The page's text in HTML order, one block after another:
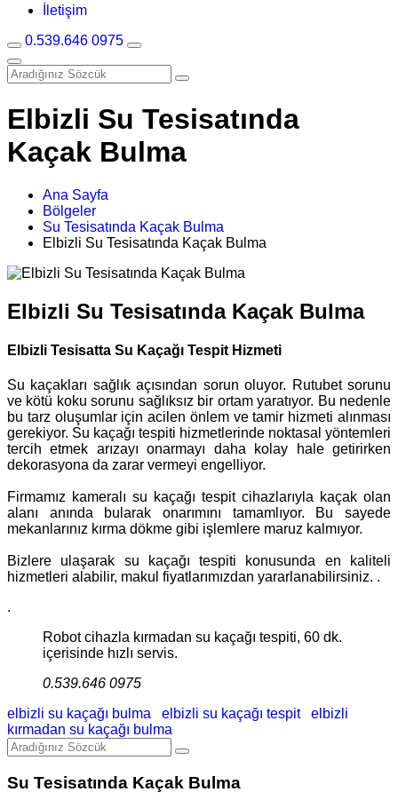
İletişim
0.539.646 0975
Elbizli Su Tesisatında
Kaçak Bulma
Ana Sayfa
Bölgeler
Su Tesisatında Kaçak Bulma
Elbizli Su Tesisatında Kaçak Bulma
Elbizli Su Tesisatında Kaçak Bulma
Elbizli Tesisatta Su Kaçağı Tespit Hizmeti
Su kaçakları sağlık açısından sorun oluyor. Rutubet sorunu
ve kötü koku sorunu sağlıksız bir ortam yaratıyor. Bu nedenle
bu tarz oluşumlar için acilen önlem ve tamir hizmeti alınması
gerekiyor. Su kaçağı tespiti hizmetlerinde noktasal yöntemleri
tercih etmek arızayı onarmayı daha kolay hale getirirken
dekorasyona da zarar vermeyi engelliyor.
Firmamız kameralı su kaçağı tespit cihazlarıyla kaçak olan
alanı anında bularak onarımını tamamlıyor. Bu sayede
mekanlarınız kırma dökme gibi işlemlere maruz kalmıyor.
Bizlere ulaşarak su kaçağı tespiti konusunda en kaliteli
hizmetleri alabilir, makul fiyatlarımızdan yararlanabilirsiniz. .
.
Robot cihazla kırmadan su kaçağı tespiti, 60 dk.
içerisinde hızlı servis.
0.539.646 0975
elbizli su kaçağı bulma
elbizli su kaçağı tespit
elbizli
kırmadan su kaçağı bulma
Su Tesisatında Kaçak Bulma